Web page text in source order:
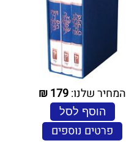
המחיר שלנו:179
₪
הוסף לסל
פרטים נוספים